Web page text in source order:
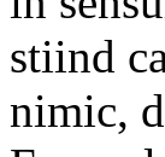
stiind
nimic,